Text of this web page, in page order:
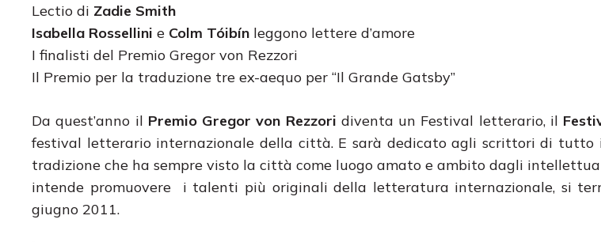
Lectio di Zadie Smith
Isabella Rossellini e Colm Tóibín leggono lettere d’amore
I finalisti del Premio Gregor von Rezzori
Il Premio per la traduzione tre ex-aequo per “Il Grande Gatsby”
Da quest’anno il Premio Gregor von Rezzori diventa un Festival letterario, il
festival letterario internazionale della città. E sarà dedicato agli scrittori di tutto
tradizione che ha sempre visto la città come luogo amato e ambito dagli
intende promuovere i talenti più originali della letteratura internazionale, si
giugno 2011.